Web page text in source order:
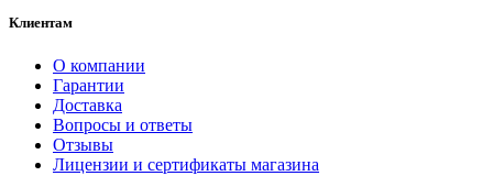
Клиентам
О компании
Гарантии
Доставка
Вопросы и ответы
Отзывы
Лицензии и сертификаты магазина